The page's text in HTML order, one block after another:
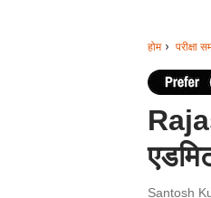
होम परीक्षा
Santosh